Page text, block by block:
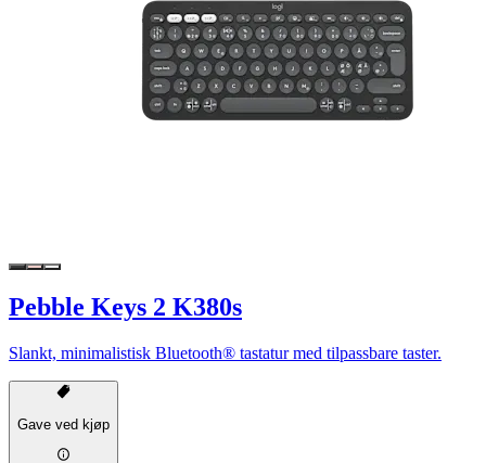
Pebble Keys 2 K380s
Slankt, minimalistisk Bluetooth® tastatur med tilpassbare taster.
Gave ved kjøp